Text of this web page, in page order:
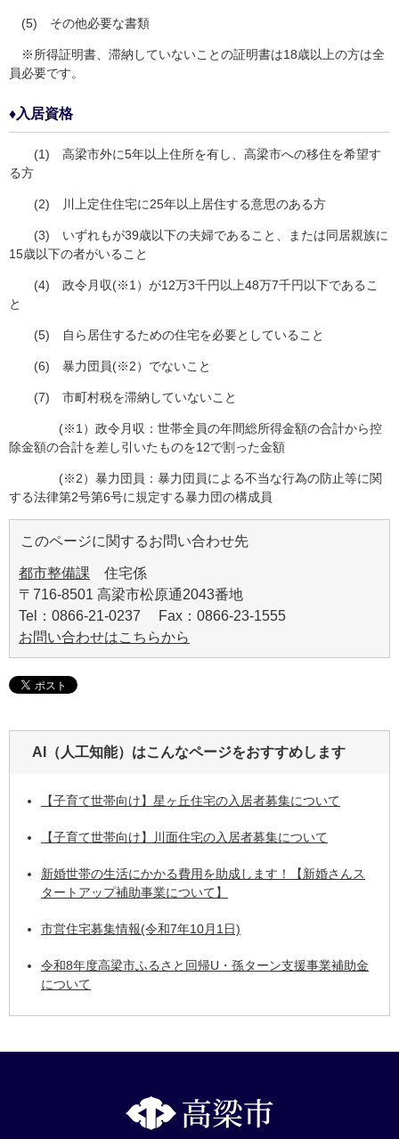
(5) その他必要な書類
※所得証明書、滞納していないことの証明書は18歳以上の方は全
員必要です。
♦入居資格
(1) 高梁市外に5年以上住所を有し、高梁市への移住を希望す
る方
(2) 川上定住住宅に25年以上居住する意思のある方
(3) いずれもが39歳以下の夫婦であること、または同居親族に
15歳以下の者がいること
(4) 政令月収(※1）が12万3千円以上48万7千円以下であるこ
と
(5) 自ら居住するための住宅を必要としていること
(6) 暴力団員(※2）でないこと
(7) 市町村税を滞納していないこと
(※1）政令月収：世帯全員の年間総所得金額の合計から控
除金額の合計を差し引いたものを12で割った金額
(※2）暴力団員：暴力団員による不当な行為の防止等に関
する法律第2号第6号に規定する暴力団の構成員
このページに関するお問い合わせ先
都市整備課 住宅係
〒716-8501 高梁市松原通2043番地
Tel：0866-21-0237 Fax：0866-23-1555
お問い合わせはこちらから
AI（人工知能）はこんなページをおすすめします
【子育て世帯向け】星ヶ丘住宅の入居者募集について
【子育て世帯向け】川面住宅の入居者募集について
新婚世帯の生活にかかる費用を助成します！【新婚さんス
タートアップ補助事業について】
市営住宅募集情報(令和7年10月1日)
令和8年度高梁市ふるさと回帰U・孫ターン支援事業補助金
について